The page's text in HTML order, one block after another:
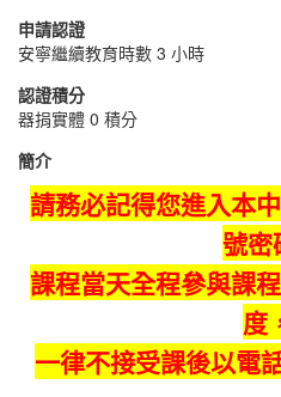
申請認證
安寧繼續教育時數 3 小時
認證積分
器捐實體 0 積分
簡介
請務必記得您進入本
號密
課程當天全程參與課
度
一律不接受課後以電